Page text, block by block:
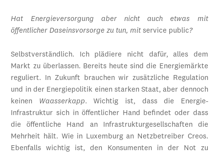
Hat Energieversorgung aber nicht auch etwas mit
öffentlicher Daseinsvorsorge zu tun, mitservice public?
Selbstverständlich. Ich plädiere nicht dafür, alles dem
Markt zu überlassen. Bereits heute sind die Energiemärkte
reguliert. In Zukunft brauchen wir zusätzliche Regulation
und in der Energiepolitik einen starken Staat, aber dennoch
keinen Waasserkapp. Wichtig ist, dass die Energie-
Infrastruktur sich in öffentlicher Hand befindet oder dass
die öffentliche Hand an Infrastrukturgesellschaften die
Mehrheit hält. Wie in Luxemburg an Netzbetreiber Creos.
Ebenfalls wichtig ist, den Konsumenten in der Not zu